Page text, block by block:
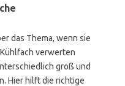
das Thema, wenn sie
verwerten
groß und
Hier hilft die richtige